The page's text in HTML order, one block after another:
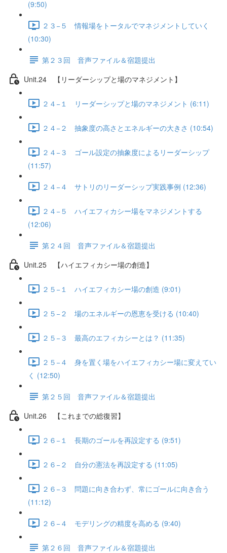
(9:50)
２３−５ 情報場をトータルでマネジメントしていく
(10:30)
第２３回 音声ファイル＆宿題提出
Unit.24 【リーダーシップと場のマネジメント】
２４−１ リーダーシップと場のマネジメント (6:11)
２４−２ 抽象度の高さとエネルギーの大きさ (10:54)
２４−３ ゴール設定の抽象度によるリーダーシップ
(11:57)
２４−４ サトリのリーダーシップ実践事例 (12:36)
２４−５ ハイエフィカシー場をマネジメントする
(12:06)
第２４回 音声ファイル＆宿題提出
Unit.25 【ハイエフィカシー場の創造】
２５−１ ハイエフィカシー場の創造 (9:01)
２５−２ 場のエネルギーの恩恵を受ける (10:40)
２５−３ 最高のエフィカシーとは？ (11:35)
２５−４ 身を置く場をハイエフィカシー場に変えてい
く (12:50)
第２５回 音声ファイル＆宿題提出
Unit.26 【これまでの総復習】
２６−１ 長期のゴールを再設定する (9:51)
２６−２ 自分の憲法を再設定する (11:05)
２６−３ 問題に向き合わず、常にゴールに向き合う
(11:12)
２６−４ モデリングの精度を高める (9:40)
第２６回 音声ファイル＆宿題提出